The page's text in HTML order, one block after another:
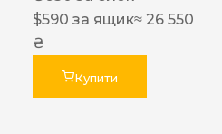
$590 за ящик≈ 26 550
₴
Купити